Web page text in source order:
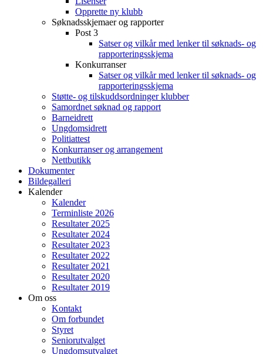
Opprette ny klubb
Søknadsskjemaer og rapporter
Post 3
Satser og vilkår med lenker til søknads- og
rapporteringsskjema
Konkurranser
Satser og vilkår med lenker til søknads- og
rapporteringsskjema
Støtte- og tilskuddsordninger klubber
Samordnet søknad og rapport
Barneidrett
Ungdomsidrett
Politiattest
Konkurranser og arrangement
Nettbutikk
Dokumenter
Bildegalleri
Kalender
Kalender
Terminliste 2026
Resultater 2025
Resultater 2024
Resultater 2023
Resultater 2022
Resultater 2021
Resultater 2020
Resultater 2019
Om oss
Kontakt
Om forbundet
Styret
Seniorutvalget
Ungdomsutvalget